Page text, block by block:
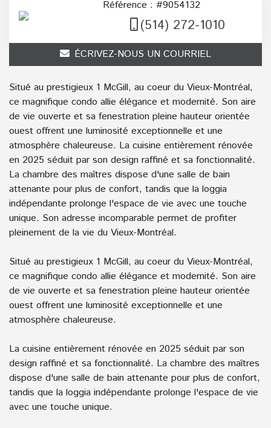
Référence : #9054132
(514) 272-1010
ÉCRIVEZ-NOUS UN COURRIEL
Situé au prestigieux 1 McGill, au coeur du Vieux-Montréal,
ce magnifique condo allie élégance et modernité. Son aire
de vie ouverte et sa fenestration pleine hauteur orientée
ouest offrent une luminosité exceptionnelle et une
atmosphère chaleureuse. La cuisine entièrement rénovée
en 2025 séduit par son design raffiné et sa fonctionnalité.
La chambre des maîtres dispose d'une salle de bain
attenante pour plus de confort, tandis que la loggia
indépendante prolonge l'espace de vie avec une touche
unique. Son adresse incomparable permet de profiter
pleinement de la vie du Vieux-Montréal.
Situé au prestigieux 1 McGill, au coeur du Vieux-Montréal,
ce magnifique condo allie élégance et modernité. Son aire
de vie ouverte et sa fenestration pleine hauteur orientée
ouest offrent une luminosité exceptionnelle et une
atmosphère chaleureuse.
La cuisine entièrement rénovée en 2025 séduit par son
design raffiné et sa fonctionnalité. La chambre des maîtres
dispose d'une salle de bain attenante pour plus de confort,
tandis que la loggia indépendante prolonge l'espace de vie
avec une touche unique.